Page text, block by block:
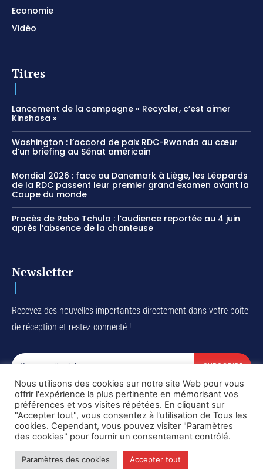
Economie
Vidéo
Titres
Lancement de la campagne « Recycler, c’est aimer
Kinshasa »
Washington : l’accord de paix RDC-Rwanda au cœur
d’un briefing au Sénat américain
Mondial 2026 : face au Danemark à Liège, les Léopards
de la RDC passent leur premier grand examen avant la
Coupe du monde
Procès de Rebo Tchulo : l’audience reportée au 4 juin
après l’absence de la chanteuse
Newsletter
Recevez des nouvelles importantes directement dans votre boîte
de réception et restez connecté !
SUBSCRIBE
I've read and accept thePrivacy Policy.
Copyright © DiaspoRDC. All rights reserved
Nous utilisons des cookies sur notre site Web pour vous
offrir l'expérience la plus pertinente en mémorisant vos
préférences et vos visites répétées. En cliquant sur
"Accepter tout", vous consentez à l'utilisation de Tous les
cookies. Cependant, vous pouvez visiter "Paramètres
des cookies" pour fournir un consentement contrôlé.
Paramètres des cookies Accepter tout